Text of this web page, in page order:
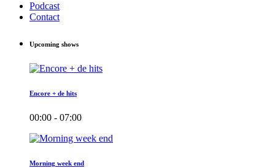
Podcast
Contact
Upcoming shows
Encore + de hits
00:00 - 07:00
Morning week end